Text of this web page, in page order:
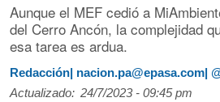
Aunque el MEF cedió a
del Cerro Ancón, la complejidad
esa tarea es ardua.
Redacción| nacion.pa@epasa.com|
Actualizado: 24/7/2023 - 09:45 pm